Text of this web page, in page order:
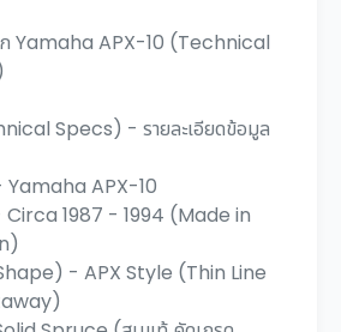
ก Yamaha APX-10 (Technical
Specs) - รายละเอียดข้อมูล
APX-10
1987 - 1994 (Made in
- APX Style (Thin Line